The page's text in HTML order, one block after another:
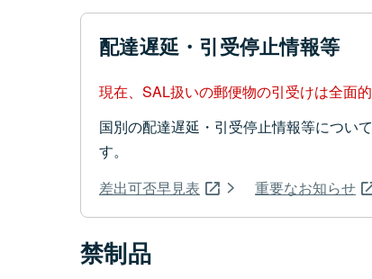
配達遅延・引受停止情報等
現在、SAL扱いの郵便物の引受けは全面的
国別の配達遅延・引受停止情報等につい
す。
差出可否早見表
重要なお知らせ
禁制品